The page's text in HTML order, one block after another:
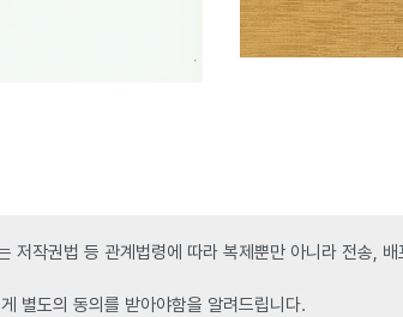
저작권법 등 관계법령에 따라 복제뿐만 아니라 전송,
별도의 동의를 받아야함을 알려드립니다.